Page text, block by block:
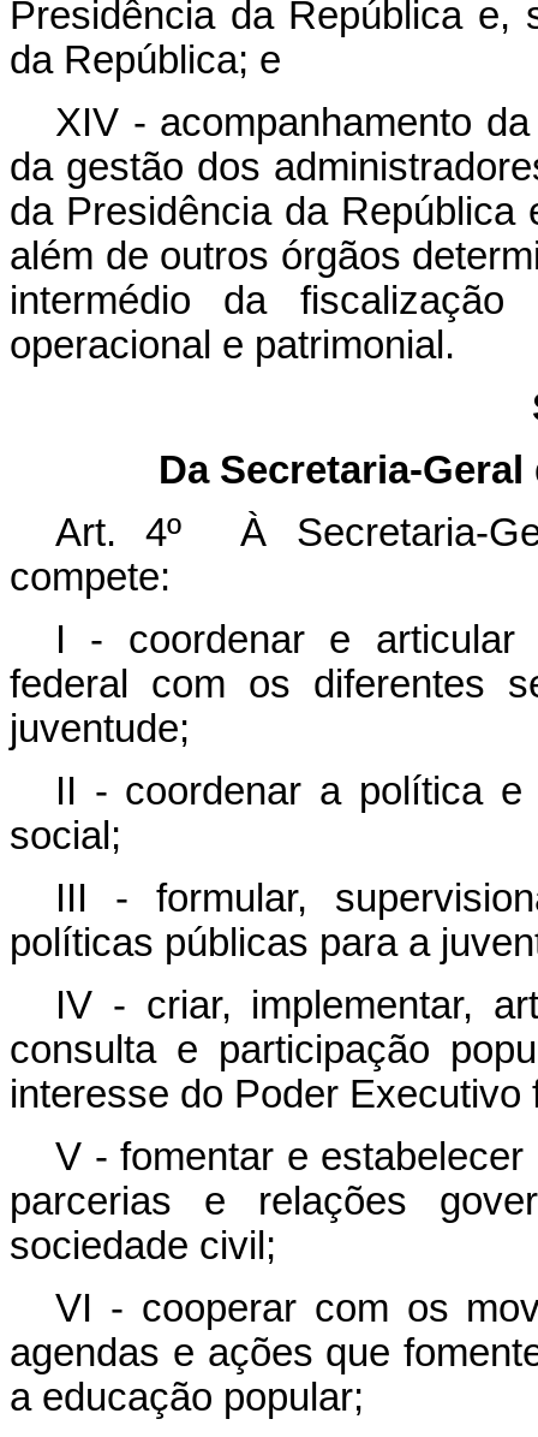
Presidência da República e,
da República; e
XIV - acompanhamento
da gestão dos
da Presidência da República
além de outros órgãos
intermédio da fiscalização
operacional e patrimonial.
Da Secretaria-
Art. 4º À Secretaria-
compete:
I - coordenar e articular
federal com os diferentes
juventude;
II - coordenar a política e
social;
III - formular,
políticas públicas para a
IV - criar, implementar,
consulta e participação
interesse do Poder Executivo
V - fomentar e
parcerias e relações
sociedade civil;
VI - cooperar com os
agendas e ações que
a educação popular;